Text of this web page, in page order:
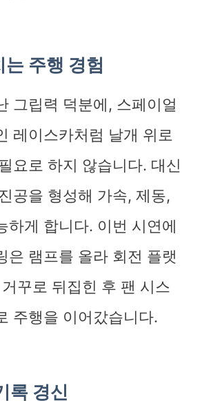
주행 경험
그립력 덕분에, 스페이얼
레이스카처럼 날개 위로
요로 하지 않습니다. 대신
공을 형성해 가속, 제동,
하게 합니다. 이번 시연에
은 램프를 올라 회전 플랫
꾸로 뒤집힌 후 팬 시스
주행을 이어갔습니다.
록 경신